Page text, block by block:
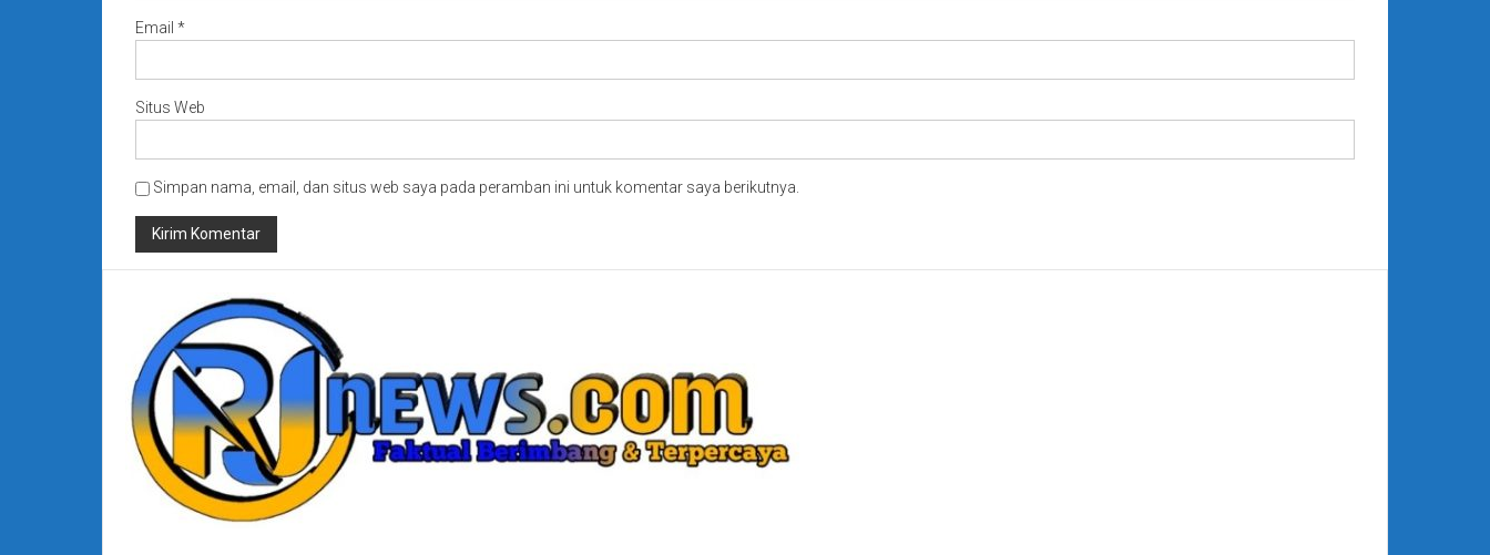
Email *
Situs Web
Simpan nama, email, dan situs web saya pada peramban ini untuk komentar saya berikutnya.